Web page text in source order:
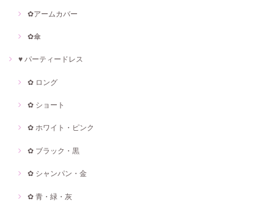
✿アームカバー
✿傘
♥ パーティードレス
✿ ロング
✿ ショート
✿ ホワイト・ピンク
✿ ブラック・黒
✿ シャンパン・金
✿ 青・緑・灰